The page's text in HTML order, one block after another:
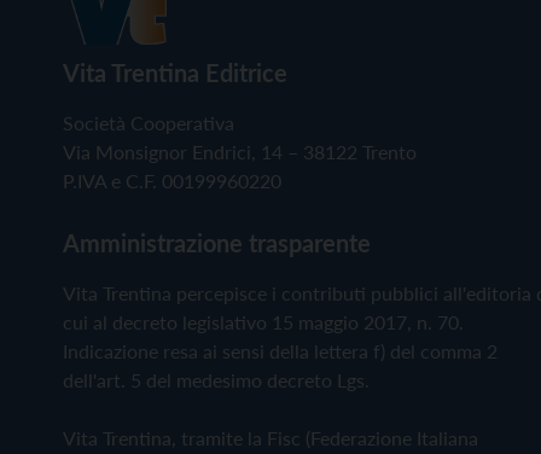
Vita Trentina Editrice
Società Cooperativa
Via Monsignor Endrici, 14 – 38122 Trento
P.IVA e C.F. 00199960220
Amministrazione trasparente
Vita Trentina percepisce i contributi pubblici all'editoria
cui al decreto legislativo 15 maggio 2017, n. 70.
Indicazione resa ai sensi della lettera f) del comma 2
dell'art. 5 del medesimo decreto Lgs.
Vita Trentina, tramite la Fisc (Federazione Italiana